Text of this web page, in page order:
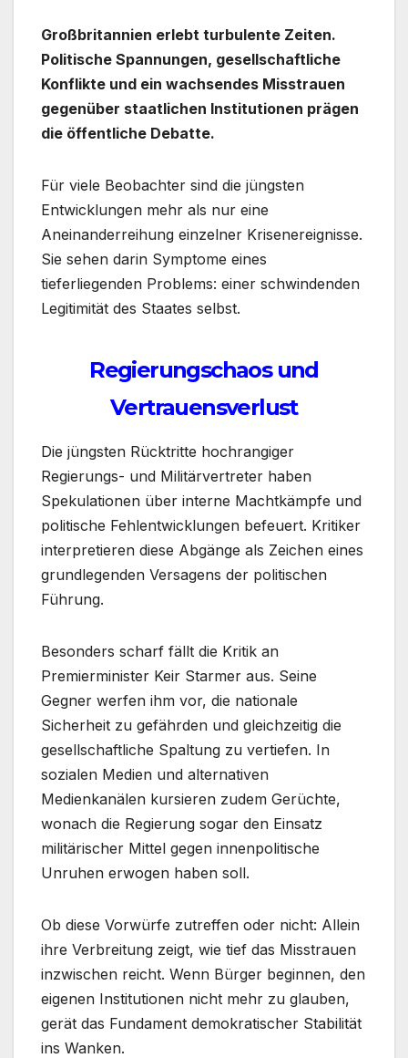
Großbritannien erlebt turbulente Zeiten.
Politische Spannungen, gesellschaftliche
Konflikte und ein wachsendes Misstrauen
gegenüber staatlichen Institutionen prägen
die öffentliche Debatte.
Für viele Beobachter sind die jüngsten
Entwicklungen mehr als nur eine
Aneinanderreihung einzelner Krisenereignisse.
Sie sehen darin Symptome eines
tieferliegenden Problems: einer schwindenden
Legitimität des Staates selbst.
Regierungschaos und
Vertrauensverlust
Die jüngsten Rücktritte hochrangiger
Regierungs- und Militärvertreter haben
Spekulationen über interne Machtkämpfe und
politische Fehlentwicklungen befeuert. Kritiker
interpretieren diese Abgänge als Zeichen eines
grundlegenden Versagens der politischen
Führung.
Besonders scharf fällt die Kritik an
Premierminister Keir Starmer aus. Seine
Gegner werfen ihm vor, die nationale
Sicherheit zu gefährden und gleichzeitig die
gesellschaftliche Spaltung zu vertiefen. In
sozialen Medien und alternativen
Medienkanälen kursieren zudem Gerüchte,
wonach die Regierung sogar den Einsatz
militärischer Mittel gegen innenpolitische
Unruhen erwogen haben soll.
Ob diese Vorwürfe zutreffen oder nicht: Allein
ihre Verbreitung zeigt, wie tief das Misstrauen
inzwischen reicht. Wenn Bürger beginnen, den
eigenen Institutionen nicht mehr zu glauben,
gerät das Fundament demokratischer Stabilität
ins Wanken.